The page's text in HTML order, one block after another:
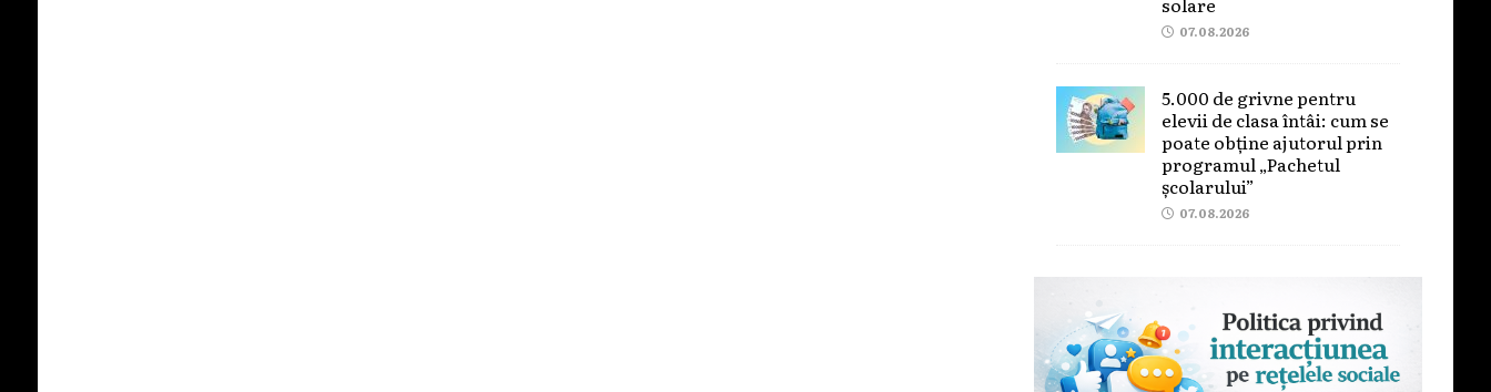
07.08.2026
5.000 de grivne pentru
elevii de clasa întâi: cum se
poate obține ajutorul prin
programul „Pachetul
școlarului”
07.08.2026